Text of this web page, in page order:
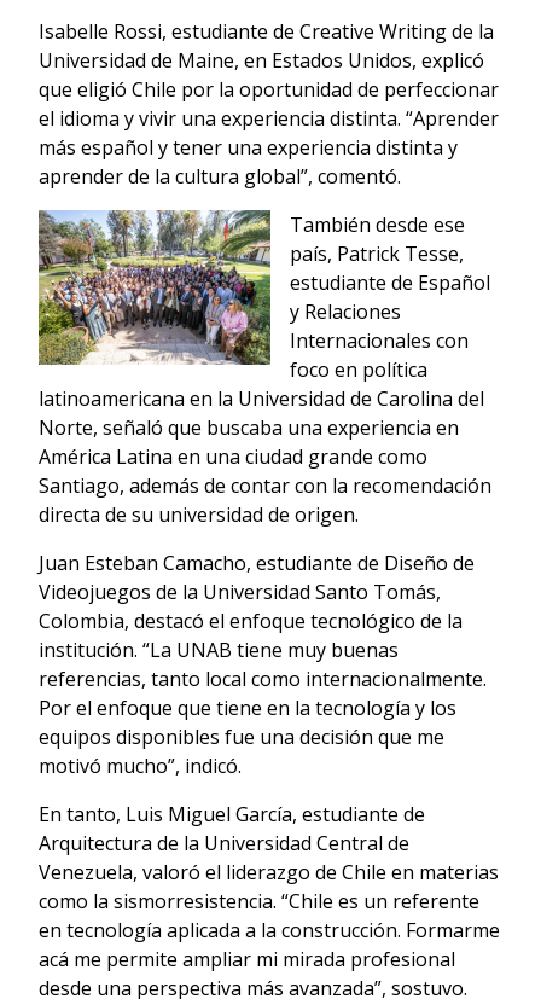
Isabelle Rossi, estudiante de Creative Writing de la
Universidad de Maine, en Estados Unidos, explicó
que eligió Chile por la oportunidad de perfeccionar
el idioma y vivir una experiencia distinta. “Aprender
más español y tener una experiencia distinta y
aprender de la cultura global”, comentó.
También desde ese
país, Patrick Tesse,
estudiante de Español
y Relaciones
Internacionales con
foco en política
latinoamericana en la Universidad de Carolina del
Norte, señaló que buscaba una experiencia en
América Latina en una ciudad grande como
Santiago, además de contar con la recomendación
directa de su universidad de origen.
Juan Esteban Camacho, estudiante de Diseño de
Videojuegos de la Universidad Santo Tomás,
Colombia, destacó el enfoque tecnológico de la
institución. “La UNAB tiene muy buenas
referencias, tanto local como internacionalmente.
Por el enfoque que tiene en la tecnología y los
equipos disponibles fue una decisión que me
motivó mucho”, indicó.
En tanto, Luis Miguel García, estudiante de
Arquitectura de la Universidad Central de
Venezuela, valoró el liderazgo de Chile en materias
como la sismorresistencia. “Chile es un referente
en tecnología aplicada a la construcción. Formarme
acá me permite ampliar mi mirada profesional
desde una perspectiva más avanzada”, sostuvo.